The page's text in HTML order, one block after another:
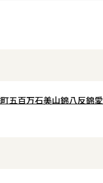
滑らか
レッシュ感
五百万石美山錦八反錦